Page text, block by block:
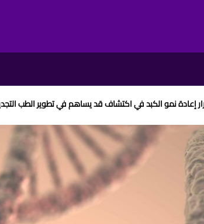
إعادة نمو الكبد في اكتشاف قد يساهم في تطوير الطب